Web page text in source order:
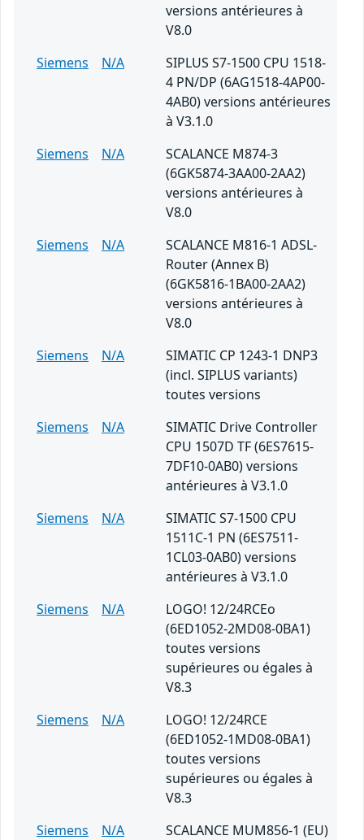
versions antérieures à
V8.0
Siemens
N/A
SIPLUS S7-1500 CPU 1518-
4 PN/DP (6AG1518-4AP00-
4AB0) versions antérieures
à V3.1.0
Siemens
N/A
SCALANCE M874-3
(6GK5874-3AA00-2AA2)
versions antérieures à
V8.0
Siemens
N/A
SCALANCE M816-1 ADSL-
Router (Annex B)
(6GK5816-1BA00-2AA2)
versions antérieures à
V8.0
Siemens
N/A
SIMATIC CP 1243-1 DNP3
(incl. SIPLUS variants)
toutes versions
Siemens
N/A
SIMATIC Drive Controller
CPU 1507D TF (6ES7615-
7DF10-0AB0) versions
antérieures à V3.1.0
Siemens
N/A
SIMATIC S7-1500 CPU
1511C-1 PN (6ES7511-
1CL03-0AB0) versions
antérieures à V3.1.0
Siemens
N/A
LOGO! 12/24RCEo
(6ED1052-2MD08-0BA1)
toutes versions
supérieures ou égales à
V8.3
Siemens
N/A
LOGO! 12/24RCE
(6ED1052-1MD08-0BA1)
toutes versions
supérieures ou égales à
V8.3
Siemens
N/A
SCALANCE MUM856-1 (EU)